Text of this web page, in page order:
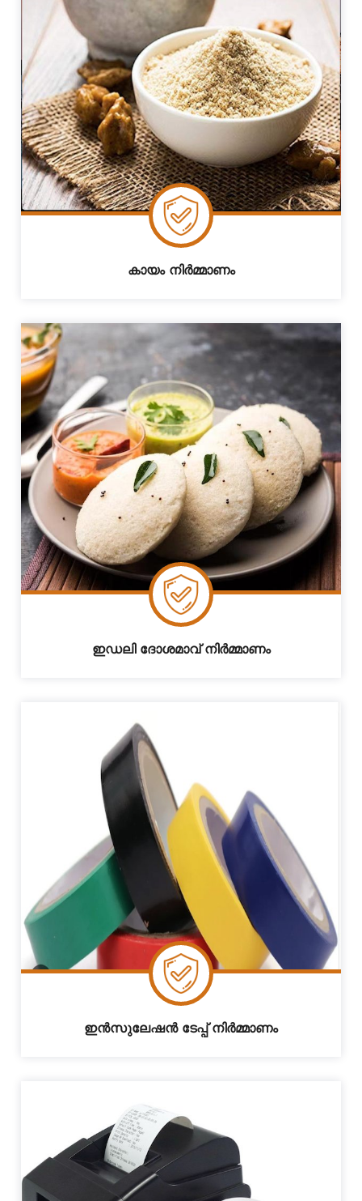
കായം നിർമ്മാണം
ഇഡലി ദോശമാവ് നിർമ്മാണം
ഇൻസുലേഷൻ ടേപ്പ് നിർമ്മാണം